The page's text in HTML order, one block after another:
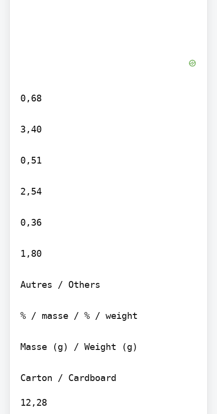
0,68
3,40
0,51
2,54
0,36
1,80
Autres / Others
% / masse / % / weight
Masse (g) / Weight (g)
12,28